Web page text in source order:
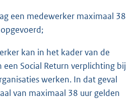
een medewerker maximaal 38
kan in het kader van de
een Social Return verplichting bij
werken. In dat geval
van maximaal 38 uur gelden